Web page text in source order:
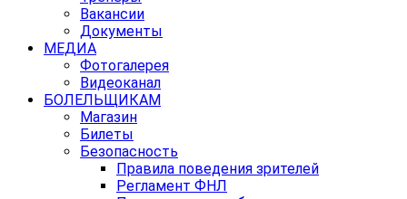
Вакансии
Документы
МЕДИА
Фотогалерея
Видеоканал
БОЛЕЛЬЩИКАМ
Магазин
Билеты
Безопасность
Правила поведения зрителей
Регламент ФНЛ